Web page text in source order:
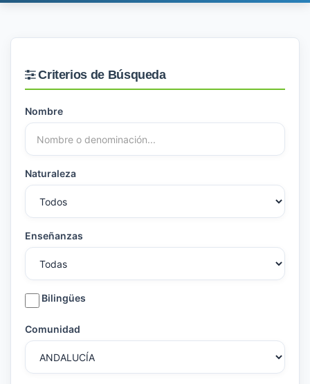
Criterios de Búsqueda
Nombre
Naturaleza
Enseñanzas
Bilingües
Comunidad